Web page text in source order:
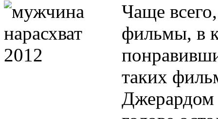
Чаще
фильмы, в
таких
Джерардом